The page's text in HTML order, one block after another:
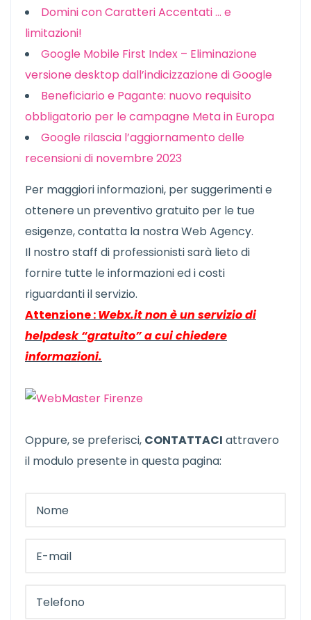
Domini con Caratteri Accentati … e
limitazioni!
Google Mobile First Index – Eliminazione
versione desktop dall’indicizzazione di Google
Beneficiario e Pagante: nuovo requisito
obbligatorio per le campagne Meta in Europa
Google rilascia l’aggiornamento delle
recensioni di novembre 2023
Per maggiori informazioni, per suggerimenti e
ottenere un preventivo gratuito per le tue
esigenze, contatta la nostra Web Agency.
Il nostro staff di professionisti sarà lieto di
fornire tutte le informazioni ed i costi
riguardanti il servizio.
Attenzione :Webx.it non è un servizio di
helpdesk “gratuito” a cui chiedere
informazioni.
Oppure, se preferisci, CONTATTACI attravero
il modulo presente in questa pagina: